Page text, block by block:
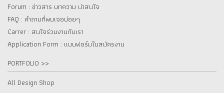
Forum : ข่าวสาร บทความ น่าสนใจ
FAQ : คำถามที่พบเจอบ่อยๆ
Carrer : สนใจร่วมงานกับเรา
Application Form : แบบฟอร์มใบสมัครงาน
PORTFOLIO >>
All Design Shop